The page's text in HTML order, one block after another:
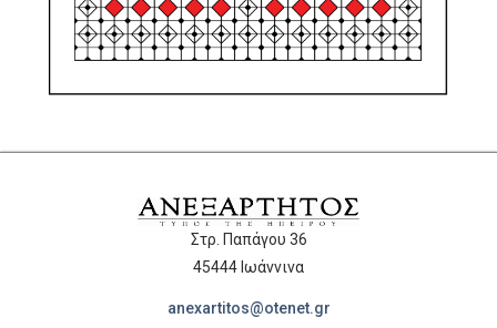
Στρ. Παπάγου 36
45444 Ιωάννινα
anexartitos@otenet.gr